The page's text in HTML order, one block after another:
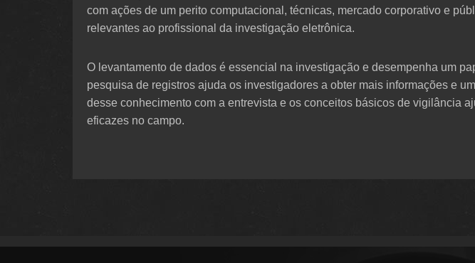
com ações de um perito computacional, técnicas, mercado corporativo e
relevantes ao profissional da investigação eletrônica.
O levantamento de dados é essencial na investigação e desempenha um
pesquisa de registros ajuda os investigadores a obter mais informações e
desse conhecimento com a entrevista e os conceitos básicos de vigilância
eficazes no campo.